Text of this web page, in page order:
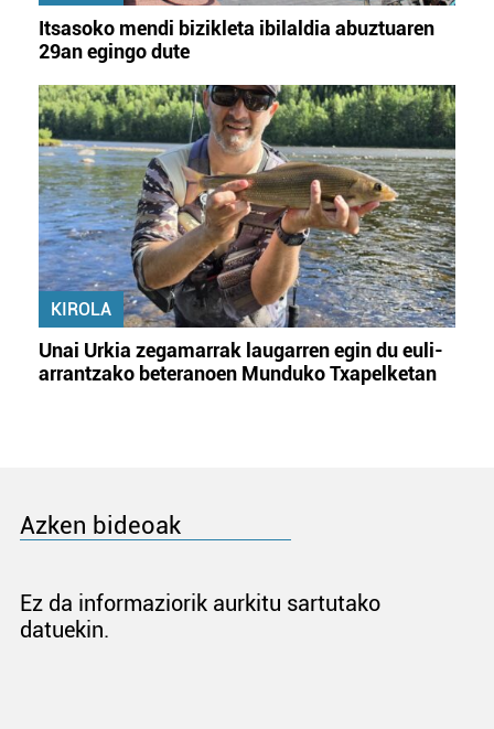
Itsasoko mendi bizikleta ibilaldia abuztuaren
29an egingo dute
KIROLA
Unai Urkia zegamarrak laugarren egin du euli-
arrantzako beteranoen Munduko Txapelketan
Azken bideoak
Ez da informaziorik aurkitu sartutako
datuekin.